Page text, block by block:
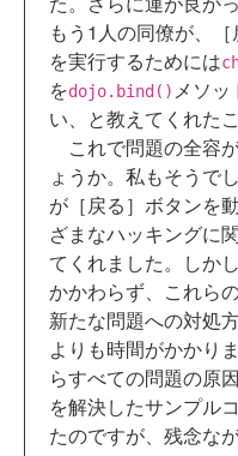
もう1人の同僚が、
を実行するためには
をdojo.bind() メソ
い、と教えてくれたこ
これで問題の全容
ょうか。私もそうで
が［戻る］ボタンを
ざまなハッキングに
てくれました。しか
かかわらず、これら
新たな問題への対処
よりも時間がかかり
らすべての問題の原
を解決したサンプル
たのですが、残念な